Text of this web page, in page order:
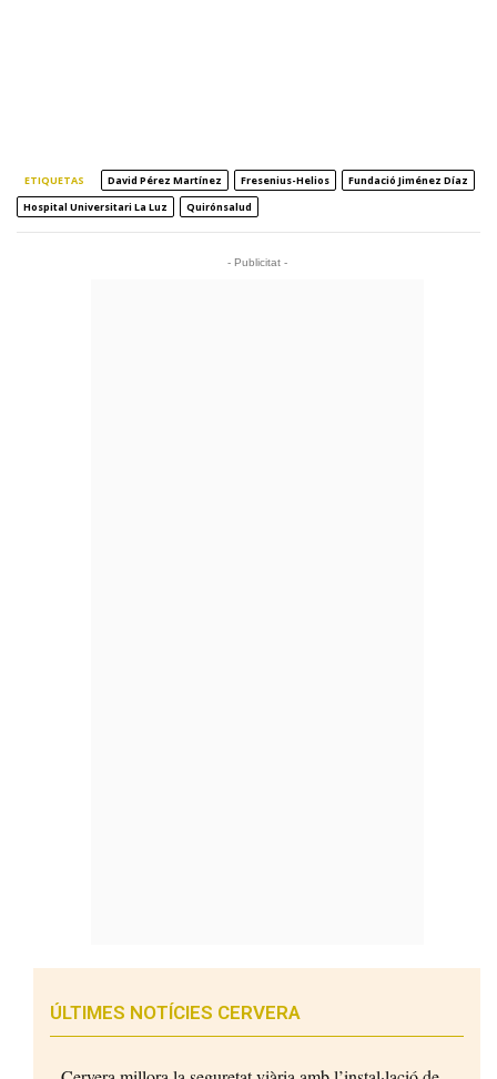
ETIQUETAS David Pérez Martínez Fresenius-Helios
Fundació Jiménez Díaz
Hospital Universitari La Luz
Quirónsalud
- Publicitat -
ÚLTIMES NOTÍCIES CERVERA